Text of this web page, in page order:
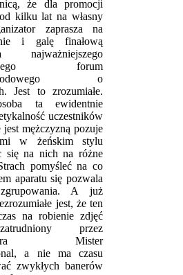
że dla promocji
kilku lat na własny
zaprasza na
i galę finałową
najważniejszego
forum
o
Jest to zrozumiałe.
ta ewidentnie
uczestników
mężczyzną pozuje
w żeńskim stylu
się na nich na różne
pomyśleć na co
aparatu się pozwala
A już
jest, że ten
na robienie zdjęć
przez
Mister
a nie ma czasu
zwykłych banerów